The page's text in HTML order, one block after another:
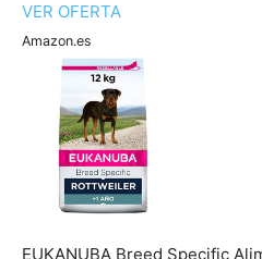
VER OFERTA
Amazon.es
EUKANUBA Breed Specific